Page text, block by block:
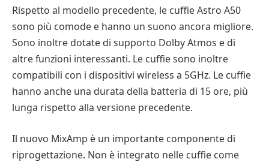
Rispetto al modello precedente, le cuffie Astro A50
sono più comode e hanno un suono ancora migliore.
Sono inoltre dotate di supporto Dolby Atmos e di
altre funzioni interessanti. Le cuffie sono inoltre
compatibili con i dispositivi wireless a 5GHz. Le cuffie
hanno anche una durata della batteria di 15 ore, più
lunga rispetto alla versione precedente.
Il nuovo MixAmp è un importante componente di
riprogettazione. Non è integrato nelle cuffie come